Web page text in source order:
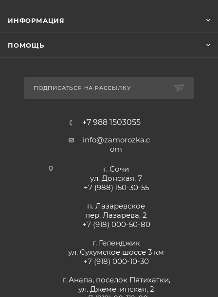
ИНФОРМАЦИЯ
ПОМОЩЬ
ПОДПИСАТЬСЯ НА РАССЫЛКУ
+7 988 1503055
info@zamorozka.c
om
г. Сочи
ул. Донская, 7
+7 (988) 150-30-55
п. Лазаревское
пер. Лазарева, 2
+7 (918) 000-50-80
г. Геленджик
ул. Сухумское шоссе 3 км
+7 (918) 000-10-30
г. Анапа, поселок Пятихатки,
ул. Джеметинская, 2